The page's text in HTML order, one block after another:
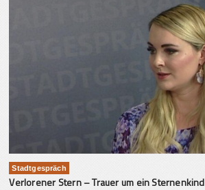
Stadtgespräch
Verlorener Stern – Trauer um ein Sternenkind